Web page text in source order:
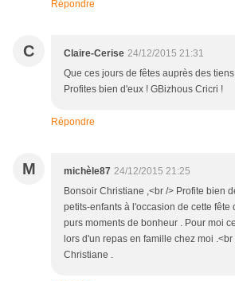
Répondre
C Claire-Cerise 24/12/2015 21:31
Que ces jours de fêtes auprès des
Profites bien d'eux ! GBizhous Cricri !
Répondre
M michèle87 24/12/2015 21:25
Bonsoir Christiane ,<br /> Profite bien
petits-enfants à l'occasion de cette fête
purs moments de bonheur . Pour moi
lors d'un repas en famille chez moi
Christiane .